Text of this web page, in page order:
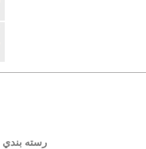
رسته بندي